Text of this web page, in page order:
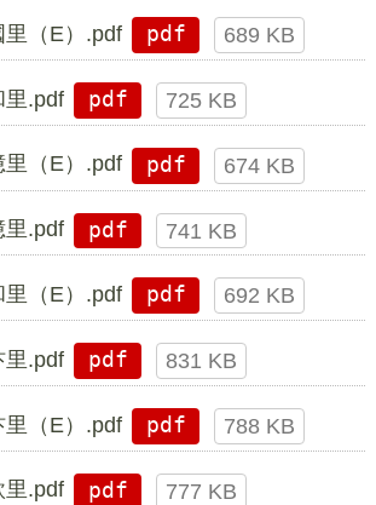
（E）.pdf pdf 689 KB
里.pdf pdf 725 KB
（E）.pdf pdf 674 KB
里.pdf pdf 741 KB
（E）.pdf pdf 692 KB
里.pdf pdf 831 KB
（E）.pdf pdf 788 KB
里.pdf pdf 777 KB